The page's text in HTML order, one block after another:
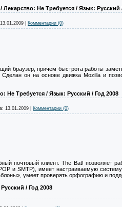
/ Лекарство: Не Требуется / Язык: Русский
13.01.2009 Комментарии (0)
браузер, причем быстрота работы
он на основе движка Mozilla и
Не Требуется / Язык: Русский / Год 2008
13.01.2009 Комментарии (0)
почтовый клиент. The Bat! позволяет
и SMTP), имеет настраиваемую
умеет проверять орфографию и
/ Год 2008